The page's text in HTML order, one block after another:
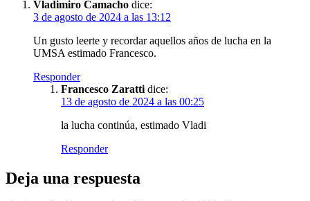
Vladimiro Camacho dice:
3 de agosto de 2024 a las 13:12
Un gusto leerte y recordar aquellos años de lucha en la
UMSA estimado Francesco.
Responder
Francesco Zaratti dice:
13 de agosto de 2024 a las 00:25
la lucha continúa, estimado Vladi
Responder
Deja una respuesta